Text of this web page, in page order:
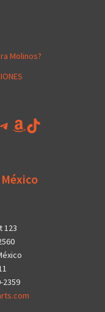
Molinos?
Telegram
Amazon
TikTok
123
2359